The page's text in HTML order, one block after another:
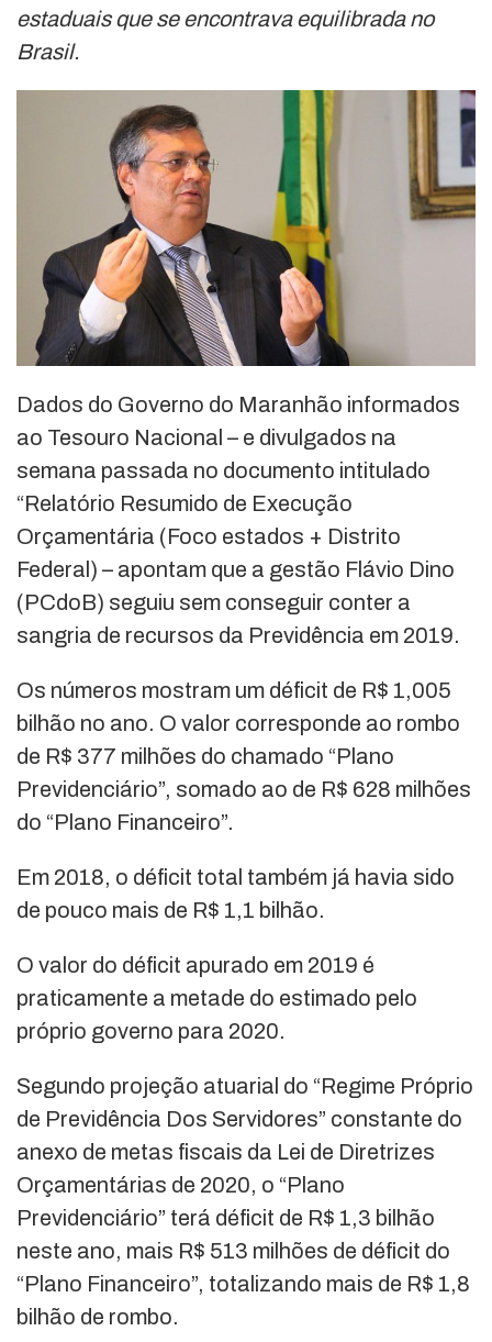
estaduais que se encontrava equilibrada no
Brasil.
Dados do Governo do Maranhão informados
ao Tesouro Nacional – e divulgados na
semana passada no documento intitulado
“Relatório Resumido de Execução
Orçamentária (Foco estados + Distrito
Federal) – apontam que a gestão Flávio Dino
(PCdoB) seguiu sem conseguir conter a
sangria de recursos da Previdência em 2019.
Os números mostram um déficit de R$ 1,005
bilhão no ano. O valor corresponde ao rombo
de R$ 377 milhões do chamado “Plano
Previdenciário”, somado ao de R$ 628 milhões
do “Plano Financeiro”.
Em 2018, o déficit total também já havia sido
de pouco mais de R$ 1,1 bilhão.
O valor do déficit apurado em 2019 é
praticamente a metade do estimado pelo
próprio governo para 2020.
Segundo projeção atuarial do “Regime Próprio
de Previdência Dos Servidores” constante do
anexo de metas fiscais da Lei de Diretrizes
Orçamentárias de 2020, o “Plano
Previdenciário” terá déficit de R$ 1,3 bilhão
neste ano, mais R$ 513 milhões de déficit do
“Plano Financeiro”, totalizando mais de R$ 1,8
bilhão de rombo.